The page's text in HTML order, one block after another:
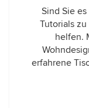
Sind Sie
Tutorials
helfen.
erfahrene